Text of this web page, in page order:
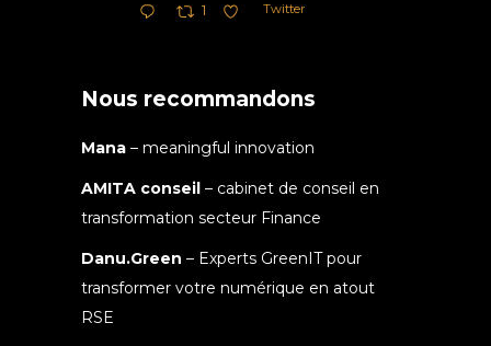
1 Twitter
Nous recommandons
Mana – meaningful innovation
AMITA conseil – cabinet de conseil en
transformation secteur Finance
Danu.Green – Experts GreenIT pour
transformer votre numérique en atout
RSE